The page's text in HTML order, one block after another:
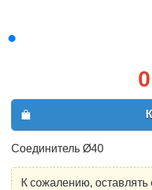
0
Соединитель Ø40
К сожалению,